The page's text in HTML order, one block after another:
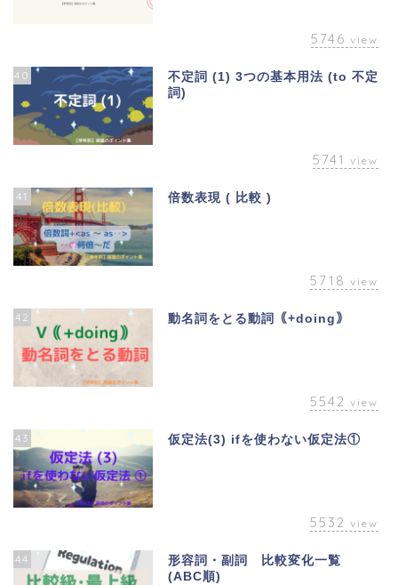
5746 view
40
不定詞 (1) 3つの基本用法 (to 不定
詞)
5741 view
41 倍数表現 ( 比較 )
5718 view
42 動名詞をとる動詞｟+doing｠
5542 view
43 仮定法(3) ifを使わない仮定法①
5532 view
44
形容詞・副詞 比較変化一覧
(ABC順)